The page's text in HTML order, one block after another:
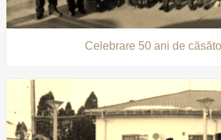
Celebrare 50 ani de